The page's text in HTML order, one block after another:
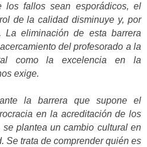
los fallos sean esporádicos, el
de la calidad disminuye y, por
La eliminación de esta barrera
del profesorado a la
como la excelencia en la
exige.
la barrera que supone el
en la acreditación de los
se plantea un cambio cultural en
Se trata de comprender quién es